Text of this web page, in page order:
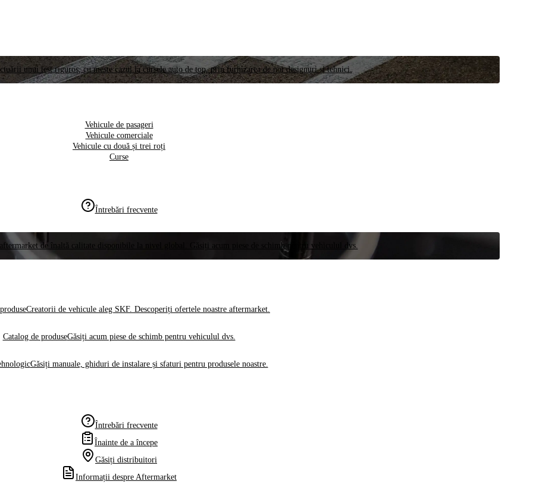
unui test riguros, cu meste cazul la cursele auto de top, prin furnizarea de noi designuri și tehnici.
Vehicule de pasageri
Vehicule comerciale
Vehicule cu două și trei roți
Curse
Întrebări frecvente
de înaltă calitate disponibile la nivel global. Găsiți acum piese de schimb pentru vehiculul dvs.
Creatorii de vehicule aleg SKF. Descoperiți ofertele noastre aftermarket.
Catalog de produseGăsiți acum piese de schimb pentru vehiculul dvs.
Găsiți manuale, ghiduri de instalare și sfaturi pentru produsele noastre.
Întrebări frecvente
Înainte de a începe
Găsiți distribuitori
Informații despre Aftermarket